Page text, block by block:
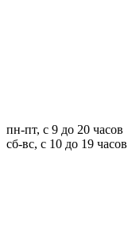
пн-пт, с 9 до 20 часов
сб-вс, с 10 до 19 часов